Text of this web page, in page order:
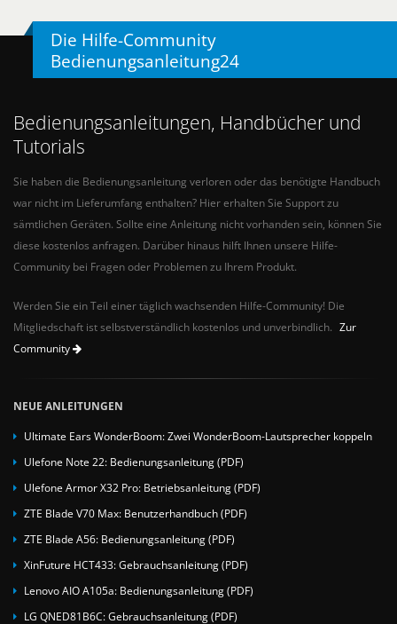
Die Hilfe-Community
Bedienungsanleitung24
Bedienungsanleitungen, Handbücher und
Tutorials
Sie haben die Bedienungsanleitung verloren oder das benötigte Handbuch
war nicht im Lieferumfang enthalten? Hier erhalten Sie Support zu
sämtlichen Geräten. Sollte eine Anleitung nicht vorhanden sein, können Sie
diese kostenlos anfragen. Darüber hinaus hilft Ihnen unsere Hilfe-
Community bei Fragen oder Problemen zu Ihrem Produkt.
Werden Sie ein Teil einer täglich wachsenden Hilfe-Community! Die
Mitgliedschaft ist selbstverständlich kostenlos und unverbindlich. Zur
Community
NEUE ANLEITUNGEN
Ultimate Ears WonderBoom: Zwei WonderBoom-Lautsprecher koppeln
Ulefone Note 22: Bedienungsanleitung (PDF)
Ulefone Armor X32 Pro: Betriebsanleitung (PDF)
ZTE Blade V70 Max: Benutzerhandbuch (PDF)
ZTE Blade A56: Bedienungsanleitung (PDF)
XinFuture HCT433: Gebrauchsanleitung (PDF)
Lenovo AIO A105a: Bedienungsanleitung (PDF)
LG QNED81B6C: Gebrauchsanleitung (PDF)